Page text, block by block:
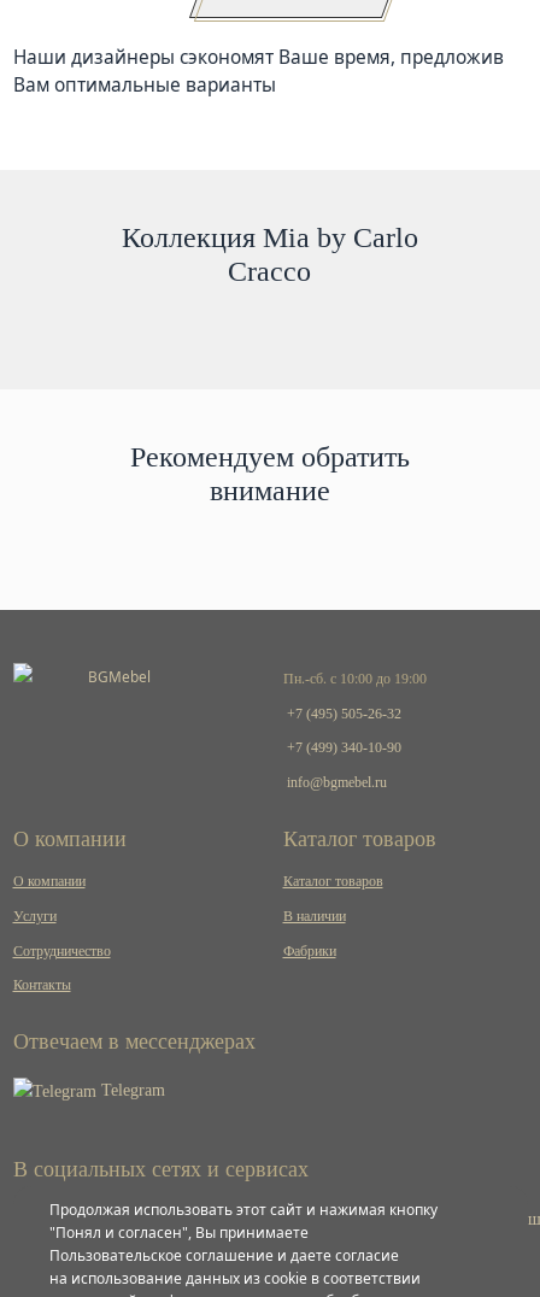
Наши дизайнеры сэкономят Ваше время, предложив
Вам оптимальные варианты
Коллекция Mia by Carlo
Cracco
Рекомендуем обратить
внимание
Пн.-сб. с 10:00 до 19:00
+7 (495) 505-26-32
+7 (499) 340-10-90
info@bgmebel.ru
О компании
О компании
Услуги
Сотрудничество
Контакты
Каталог товаров
Каталог товаров
В наличии
Фабрики
Отвечаем в мессенджерах
Telegram
В социальных сетях и сервисах
ВКонтакте
Яндекс
Продолжая использовать этот сайт и нажимая кнопку
"Понял и согласен", Вы принимаете
Пользовательское соглашение и даете согласие
на использование данных из cookie в соответствии